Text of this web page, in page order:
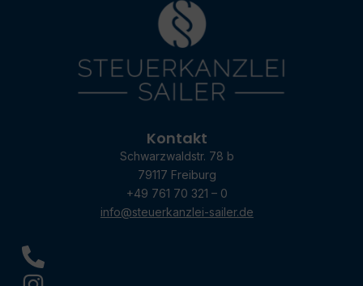
Kontakt
Schwarzwaldstr. 78 b
79117 Freiburg
+49 761 70 321 – 0
info@steuerkanzlei-sailer.de